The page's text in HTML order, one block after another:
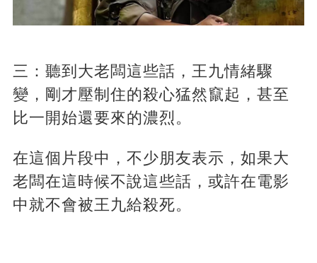
三：聽到大老闆這些話，王九情緒驟
變，剛才壓制住的殺心猛然竄起，甚至
比一開始還要來的濃烈。
在這個片段中，不少朋友表示，如果大
老闆在這時候不說這些話，或許在電影
中就不會被王九給殺死。